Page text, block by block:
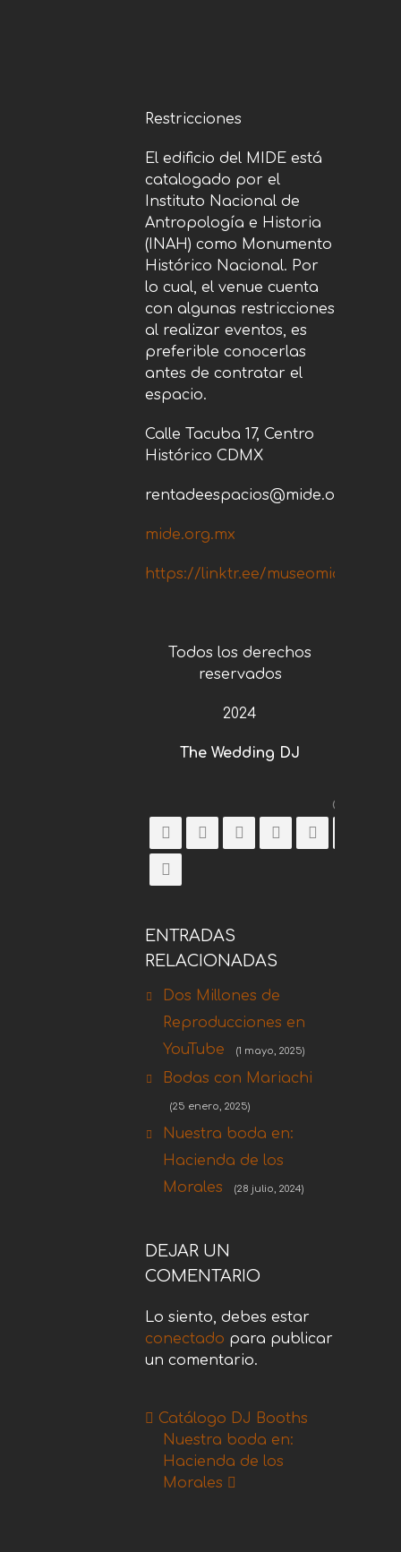
Restricciones
El edificio del MIDE está
catalogado por el
Instituto Nacional de
Antropología e Historia
(INAH) como Monumento
Histórico Nacional. Por
lo cual, el venue cuenta
con algunas restricciones
al realizar eventos, es
preferible conocerlas
antes de contratar el
espacio.
Calle Tacuba 17, Centro
Histórico CDMX
rentadeespacios@mide.org.mx
mide.org.mx
https://linktr.ee/museomide
Todos los derechos
reservados
2024
The Wedding DJ
ENTRADAS
RELACIONADAS
Dos Millones de
Reproducciones en
YouTube
(1 mayo, 2025)
Bodas con Mariachi
(25 enero, 2025)
Nuestra boda en:
Hacienda de los
Morales
(28 julio, 2024)
DEJAR UN
COMENTARIO
Lo siento, debes estar
conectado para publicar
un comentario.
Catálogo DJ Booths
Nuestra boda en:
Hacienda de los
Morales